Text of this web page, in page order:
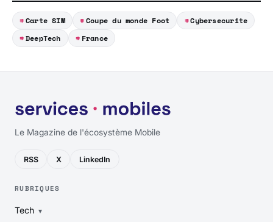
Carte SIM Coupe du monde Foot
Cybersecurite
DeepTech
France
Le Magazine de l'écosystème Mobile
RSS X LinkedIn
RUBRIQUES
Tech